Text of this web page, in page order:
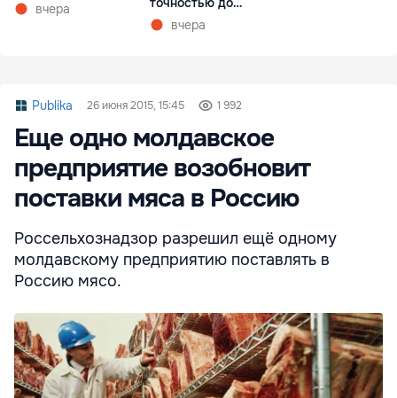
вчера
получаса
вчера
Publika 26 июня 2015, 15:45 1 992
Еще одно молдавское
предприятие возобновит
поставки мяса в Россию
Россельхознадзор разрешил ещё одному
молдавскому предприятию поставлять в
Россию мясо.